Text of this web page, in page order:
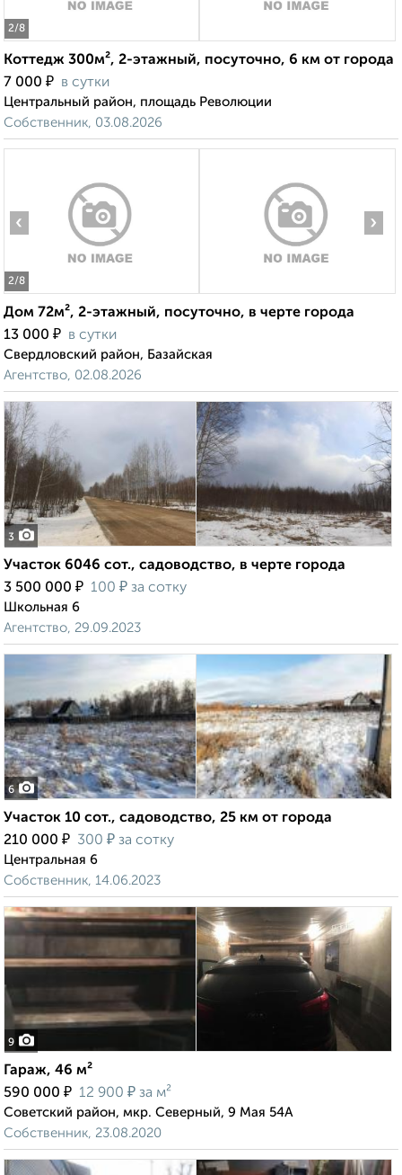
2/8
Коттедж 300м², 2-этажный, посуточно, 6 км от города
7 000 ₽ в сутки
Центральный район, площадь Революции
Собственник, 03.08.2026
2/8
‹ ›
Дом 72м², 2-этажный, посуточно, в черте города
13 000 ₽ в сутки
Свердловский район, Базайская
Агентство, 02.08.2026
3
Участок 6046 сот., садоводство, в черте города
3 500 000 ₽ 100 ₽ за сотку
Школьная 6
Агентство, 29.09.2023
6
Участок 10 сот., садоводство, 25 км от города
210 000 ₽ 300 ₽ за сотку
Центральная 6
Собственник, 14.06.2023
9
Гараж, 46 м²
590 000 ₽ 12 900 ₽ за м²
Советский район, мкр. Северный, 9 Мая 54А
Собственник, 23.08.2020